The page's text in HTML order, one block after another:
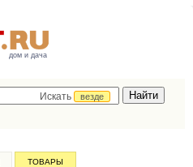
дом и дача
Искать
везде
ТОВАРЫ